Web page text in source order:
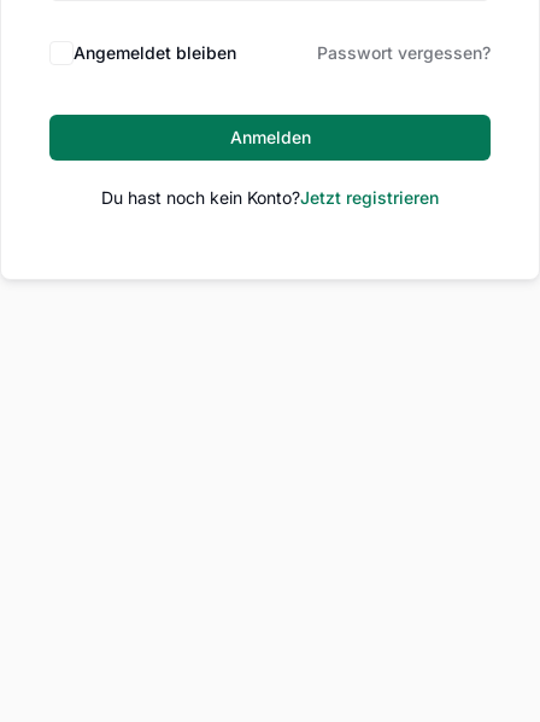
Angemeldet bleiben Passwort vergessen?
Anmelden
Du hast noch kein Konto?Jetzt registrieren